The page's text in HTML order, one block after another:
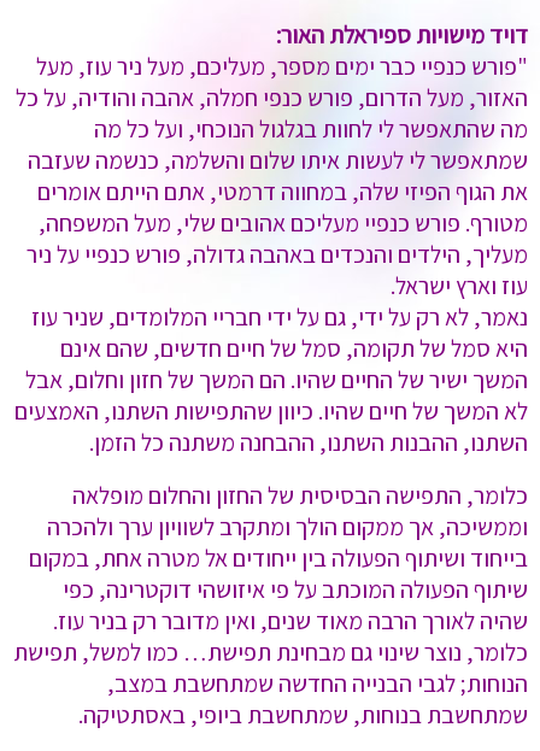
דויד מישויות ספיראלת האור:
"פורש כנפיי כבר ימים מספר, מעליכם, מעל ניר עוז, מעל
האזור, מעל הדרום, פורש כנפי חמלה, אהבה והודיה, על כל
מה שהתאפשר לי לחוות בגלגול הנוכחי, ועל כל מה
שמתאפשר לי לעשות איתו שלום והשלמה, כנשמה שעזבה
את הגוף הפיזי שלה, במחווה דרמטי, אתם הייתם אומרים
מטורף. פורש כנפיי מעליכם אהובים שלי, מעל המשפחה,
מעליך, הילדים והנכדים באהבה גדולה, פורש כנפיי על ניר
עוז וארץ ישראל.
נאמר, לא רק על ידי, גם על ידי חבריי המלומדים, שניר עוז
היא סמל של תקומה, סמל של חיים חדשים, שהם אינם
המשך ישיר של החיים שהיו. הם המשך של חזון וחלום, אבל
לא המשך של חיים שהיו. כיוון שהתפישות השתנו, האמצעים
השתנו, ההבנות השתנו, ההבחנה משתנה כל הזמן.
כלומר, התפישה הבסיסית של החזון והחלום מופלאה
וממשיכה, אך ממקום הולך ומתקרב לשוויון ערך ולהכרה
בייחוד ושיתוף הפעולה בין ייחודים אל מטרה אחת, במקום
שיתוף הפעולה המוכתב על פי איזושהי דוקטרינה, כפי
שהיה לאורך הרבה מאוד שנים, ואין מדובר רק בניר עוז.
כלומר, נוצר שינוי גם מבחינת תפישת… כמו למשל, תפישת
הנוחות; לגבי הבנייה החדשה שמתחשבת במצב,
שמתחשבת בנוחות, שמתחשבת ביופי, באסתטיקה.